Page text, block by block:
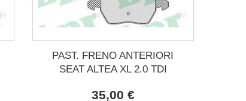
PAST. FRENO ANTERIORI
SEAT ALTEA XL 2.0 TDI
35,00 €